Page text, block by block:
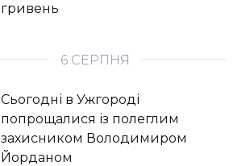
гривень
6 СЕРПНЯ
Сьогодні в Ужгороді
попрощалися із полеглим
захисником Володимиром
Йорданом